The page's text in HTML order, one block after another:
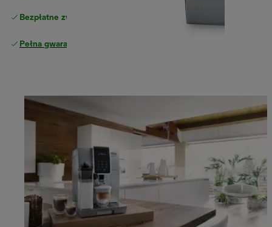
Bezpłatne zwroty
Pełna gwarancja producenta